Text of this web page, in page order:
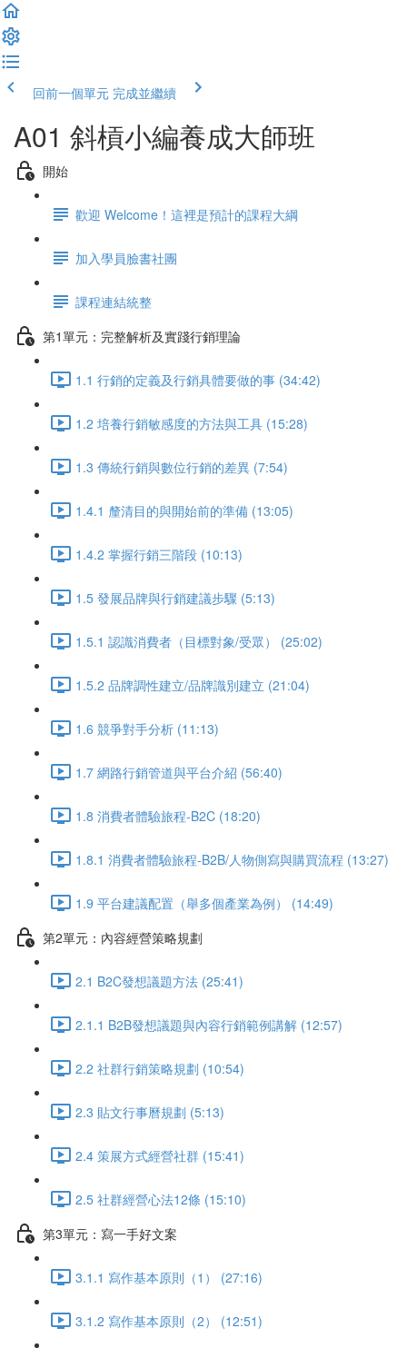
回前一個單元 完成並繼續
A01 斜槓小編養成大師班
開始
歡迎 Welcome！這裡是預計的課程大綱
加入學員臉書社團
課程連結統整
第1單元：完整解析及實踐行銷理論
1.1 行銷的定義及行銷具體要做的事 (34:42)
1.2 培養行銷敏感度的方法與工具 (15:28)
1.3 傳統行銷與數位行銷的差異 (7:54)
1.4.1 釐清目的與開始前的準備 (13:05)
1.4.2 掌握行銷三階段 (10:13)
1.5 發展品牌與行銷建議步驟 (5:13)
1.5.1 認識消費者（目標對象/受眾） (25:02)
1.5.2 品牌調性建立/品牌識別建立 (21:04)
1.6 競爭對手分析 (11:13)
1.7 網路行銷管道與平台介紹 (56:40)
1.8 消費者體驗旅程-B2C (18:20)
1.8.1 消費者體驗旅程-B2B/人物側寫與購買流程 (13:27)
1.9 平台建議配置（舉多個產業為例） (14:49)
第2單元：內容經營策略規劃
2.1 B2C發想議題方法 (25:41)
2.1.1 B2B發想議題與內容行銷範例講解 (12:57)
2.2 社群行銷策略規劃 (10:54)
2.3 貼文行事曆規劃 (5:13)
2.4 策展方式經營社群 (15:41)
2.5 社群經營心法12條 (15:10)
第3單元：寫一手好文案
3.1.1 寫作基本原則（1） (27:16)
3.1.2 寫作基本原則（2） (12:51)